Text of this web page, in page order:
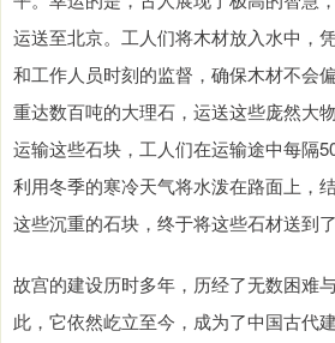
运送至北京。工人们将木材放入水中，
和工作人员时刻的监督，确保木材不会
重达数百吨的大理石，运送这些庞然大
运输这些石块，工人们在运输途中每隔
利用冬季的寒冷天气将水泼在路面上，
这些沉重的石块，终于将这些石材送到
故宫的建设历时多年，历经了无数困难
此，它依然屹立至今，成为了中国古代